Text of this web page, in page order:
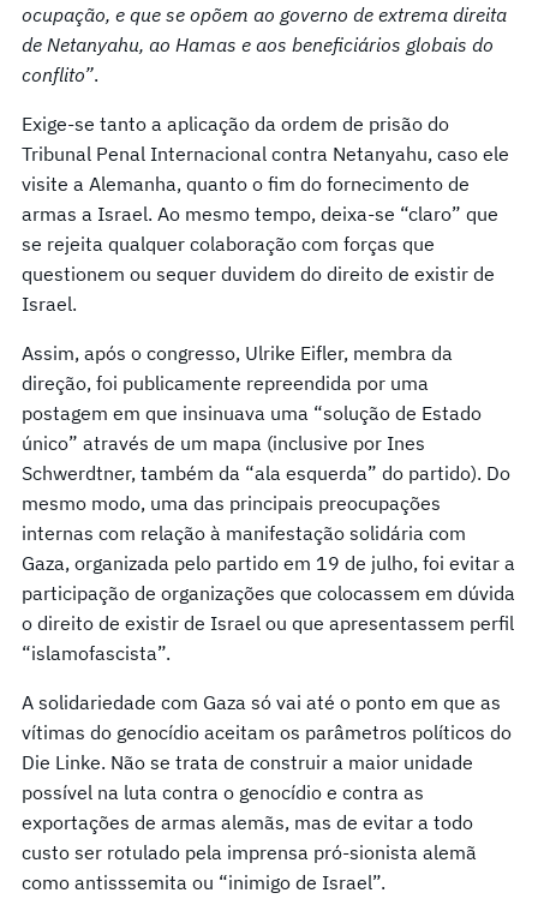
ocupação, e que se opõem ao governo de extrema direita
de Netanyahu, ao Hamas e aos beneficiários globais do
conflito”.
Exige-se tanto a aplicação da ordem de prisão do
Tribunal Penal Internacional contra Netanyahu, caso ele
visite a Alemanha, quanto o fim do fornecimento de
armas a Israel. Ao mesmo tempo, deixa-se “claro” que
se rejeita qualquer colaboração com forças que
questionem ou sequer duvidem do direito de existir de
Israel.
Assim, após o congresso, Ulrike Eifler, membra da
direção, foi publicamente repreendida por uma
postagem em que insinuava uma “solução de Estado
único” através de um mapa (inclusive por Ines
Schwerdtner, também da “ala esquerda” do partido). Do
mesmo modo, uma das principais preocupações
internas com relação à manifestação solidária com
Gaza, organizada pelo partido em 19 de julho, foi evitar a
participação de organizações que colocassem em dúvida
o direito de existir de Israel ou que apresentassem perfil
“islamofascista”.
A solidariedade com Gaza só vai até o ponto em que as
vítimas do genocídio aceitam os parâmetros políticos do
Die Linke. Não se trata de construir a maior unidade
possível na luta contra o genocídio e contra as
exportações de armas alemãs, mas de evitar a todo
custo ser rotulado pela imprensa pró-sionista alemã
como antisssemita ou “inimigo de Israel”.